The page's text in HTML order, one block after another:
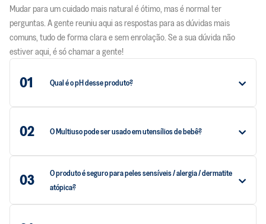
Mudar para um cuidado mais natural é ótimo, mas é normal ter
perguntas. A gente reuniu aqui as respostas para as dúvidas mais
comuns, tudo de forma clara e sem enrolação. Se a sua dúvida não
estiver aqui, é só chamar a gente!
01 Qual é o pH desse produto?
02 O Multiuso pode ser usado em utensílios de bebê?
03
O produto é seguro para peles sensíveis / alergia / dermatite
atópica?